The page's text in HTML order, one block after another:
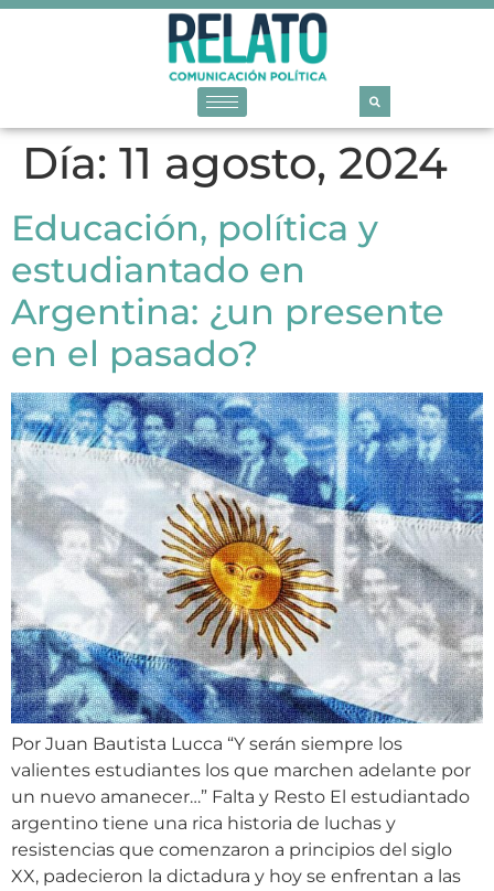
Día: 11 agosto, 2024
Educación, política y
estudiantado en
Argentina: ¿un presente
en el pasado?
Por Juan Bautista Lucca “Y serán siempre los
valientes estudiantes los que marchen adelante por
un nuevo amanecer…” Falta y Resto El estudiantado
argentino tiene una rica historia de luchas y
resistencias que comenzaron a principios del siglo
XX, padecieron la dictadura y hoy se enfrentan a las